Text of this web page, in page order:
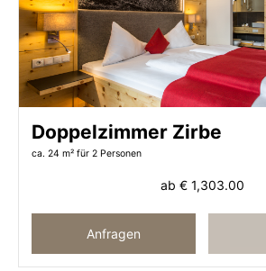
Doppelzimmer Zirbe
ca. 24 m² für 2 Personen
ab € 1,303.00
Anfragen